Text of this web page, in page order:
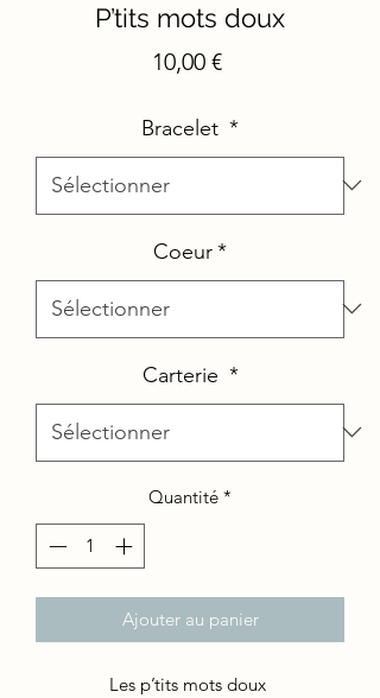
P’tits mots doux
10,00 €Prix
Bracelet *
Coeur*
Carterie *
Quantité *
Ajouter au panier
Les p’tits mots doux